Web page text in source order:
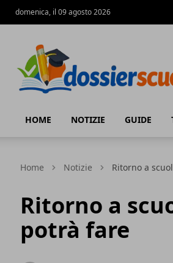
domenica, il 09 agosto 2026
HOME NOTIZIE GUIDE
Home Notizie Ritorno a
Ritorno a
potrà fare